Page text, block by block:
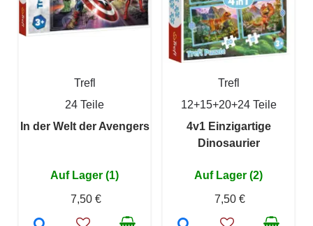
Trefl
24 Teile
In der Welt der Avengers
Auf Lager (1)
7,50 €
Trefl
12+15+20+24 Teile
4v1 Einzigartige
Dinosaurier
Auf Lager (2)
7,50 €